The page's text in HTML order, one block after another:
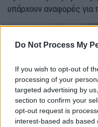
Do Not Process My
If you wish to opt-out of
processing of your
targeted advertising by
section to confirm your
opt-out request is
interest-based ads
υπάρχουν αναφορές για